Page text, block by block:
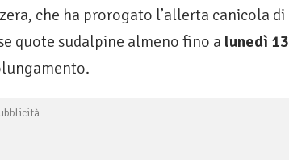
che ha prorogato l’allerta canicola di
quote sudalpine almeno fino a lunedì 13